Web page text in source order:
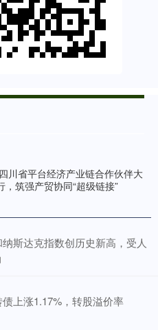
川省平台经济产业链合作伙伴大
，筑强产贸协同“超级链接”
斯达克指数创历史新高，受人
上涨1.17%，转股溢价率